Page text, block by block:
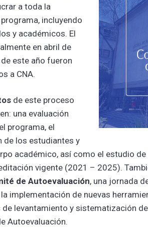
a toda la
incluyendo
y académicos. El
en abril de
este año fueron
a CNA.
de este proceso
una evaluación
programa, el
de los estudiantes y
académico, así como el estudio
vigente (2021 – 2025).
de Autoevaluación, una jornada
implementación de nuevas
levantamiento y sistematización
Autoevaluación.